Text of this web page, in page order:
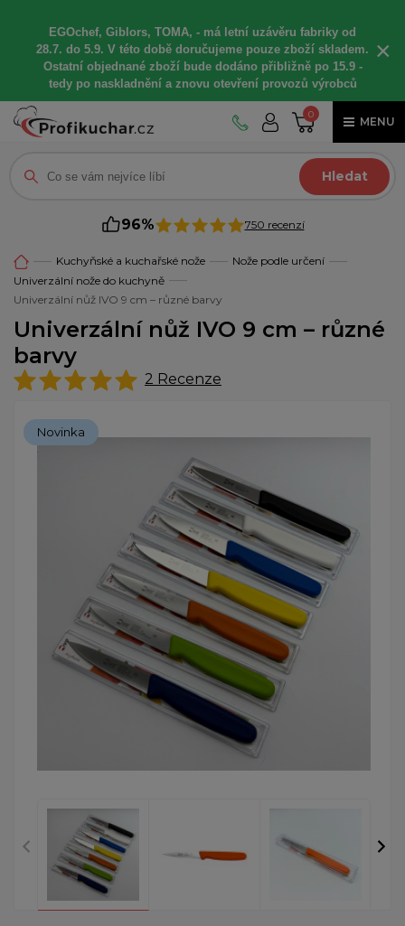
EGOchef, Giblors, TOMA, - má letní uzávěru fabriky od
28.7. do 5.9. V této době doručujeme pouze zboží skladem.
Ostatní objednané zboží bude dodáno přibližně po 15.9 -
tedy po naskladnění a znovu otevření provozů výrobců
×
0
MENU
Hledat
96% 750 recenzí
Kuchyňské a kuchařské nože
Nože podle určení
Univerzální nože do kuchyně
Univerzální nůž IVO 9 cm – různé barvy
Univerzální nůž IVO 9 cm – různé
barvy
2 Recenze
Novinka